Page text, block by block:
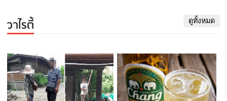
วาไรตี้ ดูทั้งหมด